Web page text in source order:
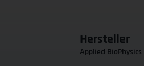
Hersteller
Applied BioPhysics